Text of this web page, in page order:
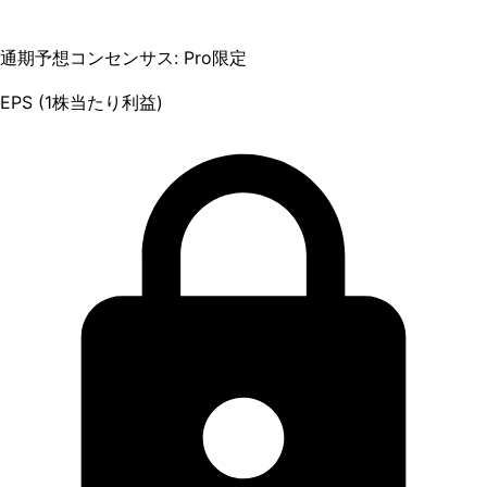
通期予想コンセンサス: Pro限定
EPS (1株当たり利益)